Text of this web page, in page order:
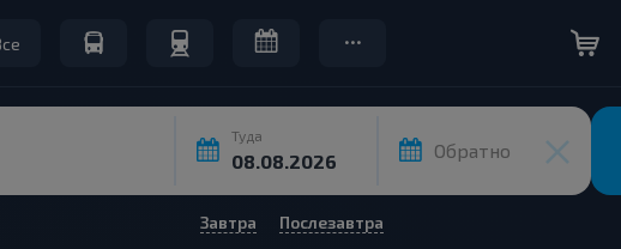
Туда
Обратно
Завтра Послезавтра